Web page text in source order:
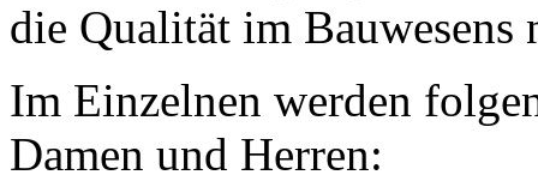
die Qualität im Bauwesens
Im Einzelnen werden
Damen und Herren: